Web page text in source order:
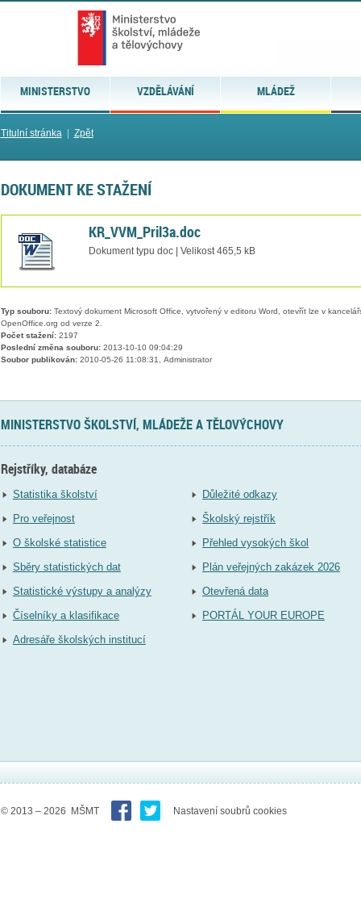
MINISTERSTVO VZDĚLÁVÁNÍ MLÁDEŽ
Titulní stránka| Zpět
DOKUMENT KE STAŽENÍ
KR_VVM_Pril3a.doc
Dokument typu doc | Velikost 465,5 kB
Typ souboru:Textový dokument Microsoft Office, vytvořený v editoru Word, otevřít lze v
OpenOffice.org od verze 2.
Počet stažení:2197
Poslední změna souboru:2013-10-10 09:04:29
Soubor publikován:2010-05-26 11:08:31, Administrator
MINISTERSTVO ŠKOLSTVÍ, MLÁDEŽE A TĚLOVÝCHOVY
Rejstříky, databáze
Statistika školství
Pro veřejnost
O školské statistice
Sběry statistických dat
Statistické výstupy a analýzy
Číselníky a klasifikace
Adresáře školských institucí
Důležité odkazy
Školský rejstřík
Přehled vysokých škol
Plán veřejných zakázek 2026
Otevřená data
PORTÁL YOUR EUROPE
© 2013 – 2026 MŠMT Nastavení soubrů cookies